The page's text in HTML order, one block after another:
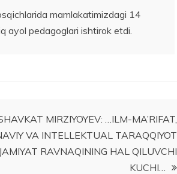
mamlakatimizdagi 14
ayol pedagoglari ishtirok etdi.
MIRZIYOYEV: …ILM-MA’RIFAT,
VA INTELLEKTUAL TARAQQIYOT
JAMIYAT RAVNAQINING HAL QILUVCHI
KUCHI…